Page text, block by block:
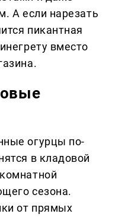
А если нарезать
пикантная
вместо
огурцы по-
в кладовой
сезона.
от прямых